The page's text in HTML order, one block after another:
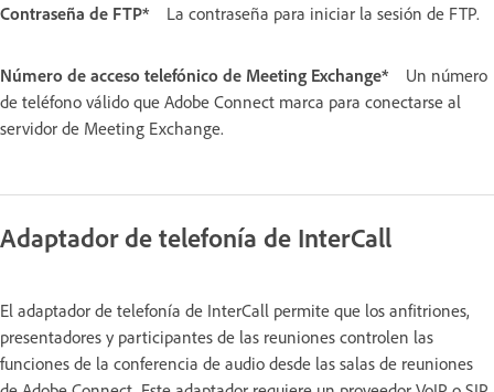
Contraseña de FTP* La contraseña para iniciar la sesión de FTP.
Número de acceso telefónico de Meeting Exchange*
Un número
de teléfono válido que Adobe Connect marca para conectarse al
servidor de Meeting Exchange.
Adaptador de telefonía de InterCall
El adaptador de telefonía de InterCall permite que los anfitriones,
presentadores y participantes de las reuniones controlen las
funciones de la conferencia de audio desde las salas de reuniones